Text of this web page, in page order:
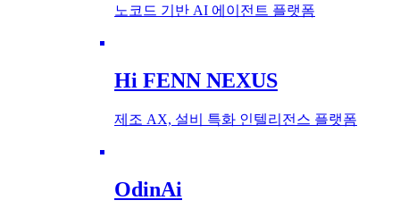
노코드 기반 AI 에이전트 플랫폼
Hi FENN NEXUS
제조 AX, 설비 특화 인텔리전스 플랫폼
OdinAi